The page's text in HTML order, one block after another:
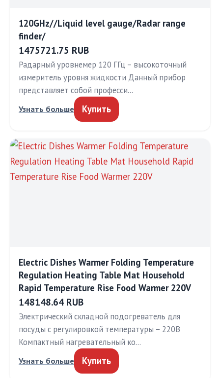
120GHz//Liquid level gauge/Radar range
finder/
1475721.75 RUB
Радарный уровнемер 120 ГГц – высокоточный
измеритель уровня жидкости Данный прибор
представляет собой професси…
Узнать больше Купить
Electric Dishes Warmer Folding Temperature
Regulation Heating Table Mat Household
Rapid Temperature Rise Food Warmer 220V
148148.64 RUB
Электрический складной подогреватель для
посуды с регулировкой температуры – 220В
Компактный нагревательный ко…
Узнать больше Купить